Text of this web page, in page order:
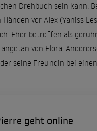
Drehbuch sein kann.
vor Alex (Yaniss
Eher betroffen als
von Flora.
seine Freundin bei
geht online